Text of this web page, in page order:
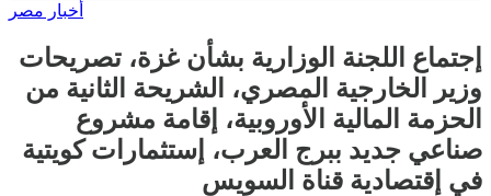
أخبار مصر
إجتماع اللجنة الوزارية بشأن غزة، تصريحات
وزير الخارجية المصري، الشريحة الثانية من
الحزمة المالية الأوروبية، إقامة مشروع
صناعي جديد ببرج العرب، إستثمارات كويتية
في إقتصادية قناة السويس